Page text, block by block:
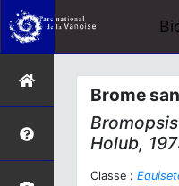
Brome
Holub,
Classe :